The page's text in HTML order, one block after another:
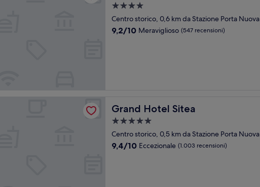
Struttura
a
4.0
Centro storico, 0,6 km da Stazione Porta Nuova
9.2
9,2/10 Meraviglioso (547 recensioni)
Grand Hotel Sitea
Grand Hotel Sitea
Struttura
a
5.0
Centro storico, 0,5 km da Stazione Porta Nuova
9.4
9,4/10 Eccezionale (1.003 recensioni)